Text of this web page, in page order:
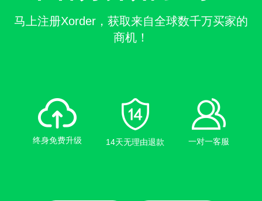
马上注册Xorder，获取来自全球数千万买家的
商机！
终身免费升级 14天无理由退款 一对一客服